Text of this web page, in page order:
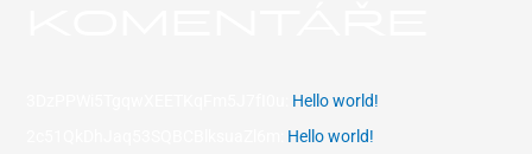
Hello world!
Hello world!